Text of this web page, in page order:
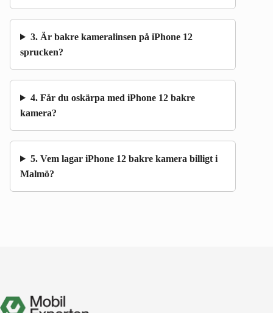
3. Är bakre kameralinsen på iPhone 12
sprucken?
4. Får du oskärpa med iPhone 12 bakre
kamera?
5. Vem lagar iPhone 12 bakre kamera billigt i
Malmö?